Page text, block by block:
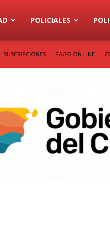
POLICIALES
SUSCRIPCIONES PAGO ON LINE